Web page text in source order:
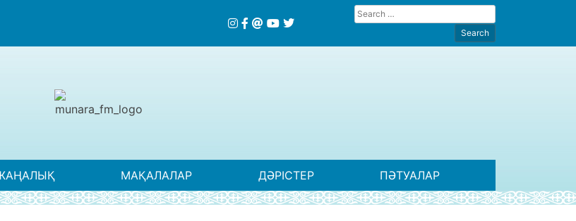
МАҚАЛАЛАР ДӘРІСТЕР ПӘТУАЛАР